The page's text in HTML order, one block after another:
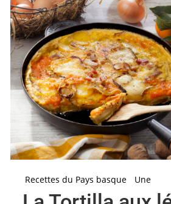
Recettes du Pays basque Une